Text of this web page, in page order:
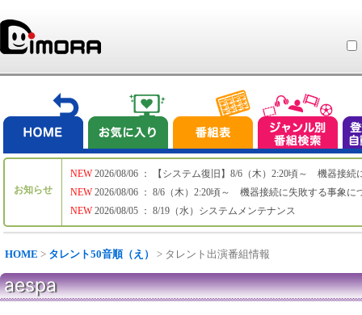
お知らせ
NEW
NEW
NEW
2026/08/06 ： 【システム復旧】8/6（木）2:20頃～ 機器接続
2026/08/06 ： 8/6（木）2:20頃～ 機器接続に失敗する事象に
2026/08/05 ： 8/19（水）システムメンテナンス
HOME > タレント50音順（え） > タレント出演番組情報
aespa